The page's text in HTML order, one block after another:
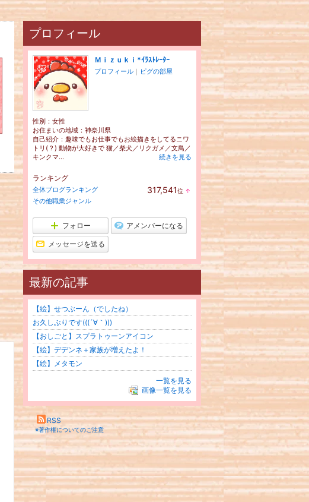
プロフィール
Ｍｉｚｕｋｉ*ｲﾗｽﾄﾚｰﾀｰ
プロフィール ｜ ピグの部屋
性別： 女性
お住まいの地域： 神奈川県
自己紹介：趣味でもお仕事でもお絵描きをしてるニワ
トリ(？) 動物が大好きで 猫／柴犬／リクガメ／文鳥／
キンクマ...
続きを見る
ランキング
全体ブログランキング 317,541位 ↑
その他職業ジャンル
フォロー アメンバーになる
メッセージを送る
最新の記事
【絵】せつぶーん（でしたね）
お久しぶりです(((´∀｀)))
【おしごと】スプラトゥーンアイコン
【絵】デデンネ＋家族が増えたよ！
【絵】メタモン
一覧を見る
画像一覧を見る
RSS
※著作権についてのご注意